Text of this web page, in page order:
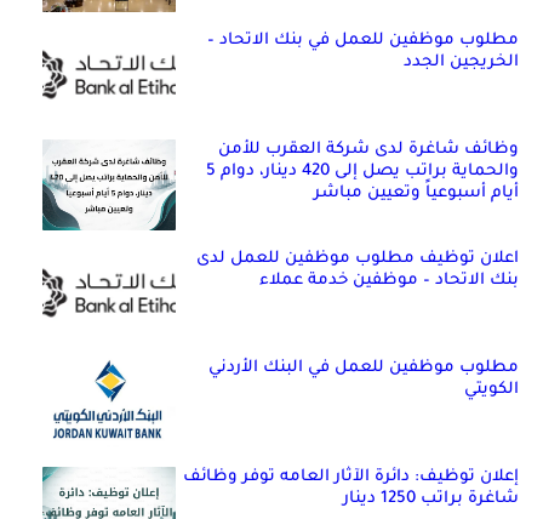
مطلوب موظفين للعمل في بنك الاتحاد –
الخريجين الجدد
وظائف شاغرة لدى شركة العقرب للأمن
والحماية براتب يصل إلى 420 دينار، دوام 5
أيام أسبوعياً وتعيين مباشر
اعلان توظيف مطلوب موظفين للعمل لدى
بنك الاتحاد – موظفين خدمة عملاء
مطلوب موظفين للعمل في البنك الأردني
الكويتي
إعلان توظيف: دائرة الآثار العامه توفر وظائف
شاغرة براتب 1250 دينار